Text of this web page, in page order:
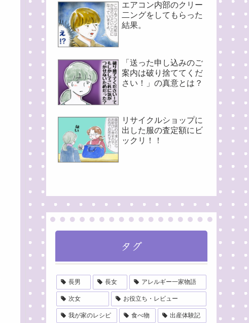
エアコン内部のクリー
二ングをしてもらった
結果。
「送った申し込みのご
案内は破り捨ててくだ
さい！」の真意とは？
リサイクルショップに
出した服の査定額にビ
ックリ！！
タグ
長男 長女 アレルギー一家物語
次女 お役立ち・レビュー
我が家のレシピ 食べ物 出産体験記